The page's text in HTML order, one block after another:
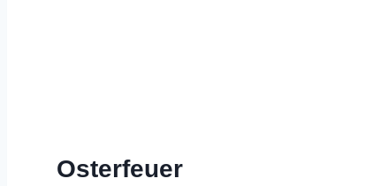
Osterfeuer